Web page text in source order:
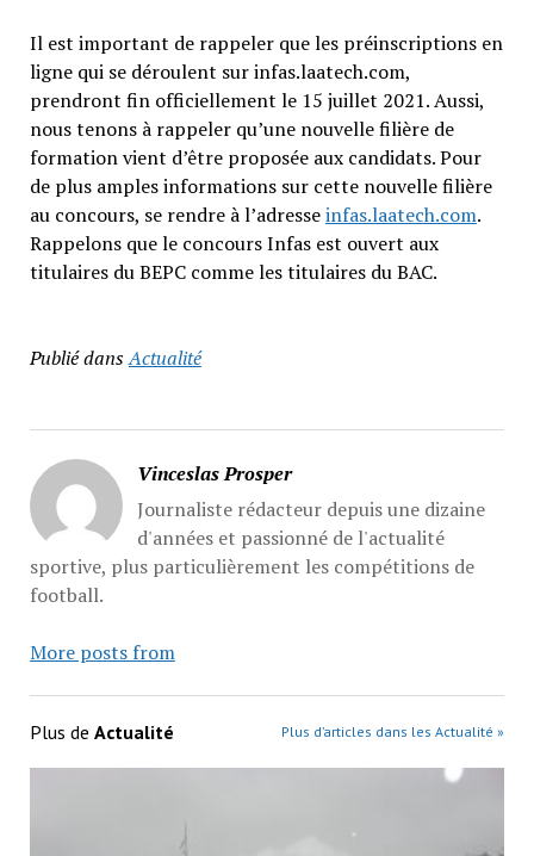
Il est important de rappeler que les préinscriptions en
ligne qui se déroulent sur infas.laatech.com,
prendront fin officiellement le 15 juillet 2021. Aussi,
nous tenons à rappeler qu’une nouvelle filière de
formation vient d’être proposée aux candidats. Pour
de plus amples informations sur cette nouvelle filière
au concours, se rendre à l’adresseinfas.laatech.com.
Rappelons que le concours Infas est ouvert aux
titulaires du BEPC comme les titulaires du BAC.
Publié dansActualité
Vinceslas Prosper
Journaliste rédacteur depuis une dizaine
d'années et passionné de l'actualité
sportive, plus particulièrement les compétitions de
football.
More posts from
Plus de Actualité Plus d’articles dans les Actualité »